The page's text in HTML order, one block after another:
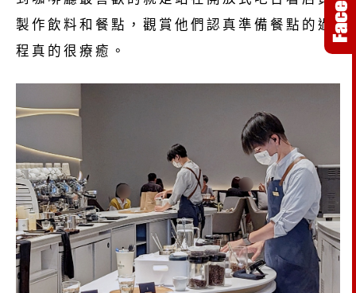
製作飲料和餐點，觀賞他們認真準備餐點的過
程真的很療癒。